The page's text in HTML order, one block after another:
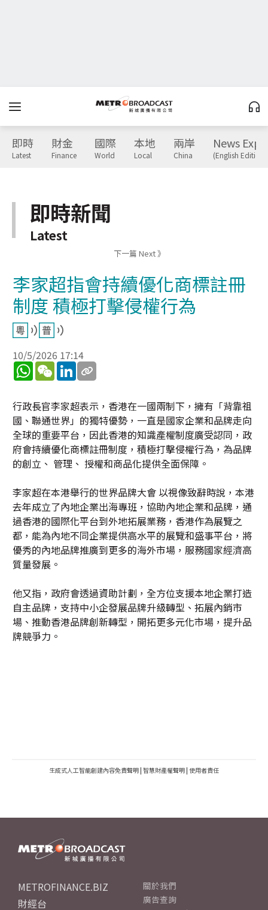
即時
Latest
財金
Finance
國際
World
本地
Local
兩岸
China
News
(English Edition)
即時新聞
Latest
下一篇 Next 》
李家超指會持續優化商標註冊
制度 積極打擊侵權行為
10/5/2026 17:14
WhatsApp
WeChatLinkedIn
行政長官李家超表示，香港在一國兩制下，擁有「背靠祖
國、聯通世界」的獨特優勢，一直是國家企業和品牌走向
全球的重要平台，因此香港的知識產權制度廣受認同，政
府會持續優化商標註冊制度，積極打擊侵權行為，為品牌
的創立、 管理、 授權和商品化提供全面保障。
李家超在本港舉行的世界品牌大會 以視像致辭時說，本港
去年成立了內地企業出海專班，協助內地企業和品牌，通
過香港的國際化平台到外地拓展業務，香港作為展覽之
都，能為內地不同企業提供高水平的展覽和盛事平台，將
優秀的內地品牌推廣到更多的海外市場，服務國家經濟高
質量發展。
他又指，政府會透過資助計劃，全方位支援本地企業打造
自主品牌，支持中小企發展品牌升級轉型、拓展內銷市
場、推動香港品牌創新轉型，開拓更多元化市場，提升品
牌競爭力。
生成式人工智能創建內容免責聲明 | 智慧財產權聲明 | 使用者責任
METROFINANCE.BIZ
財經台
關於我們
廣告查詢